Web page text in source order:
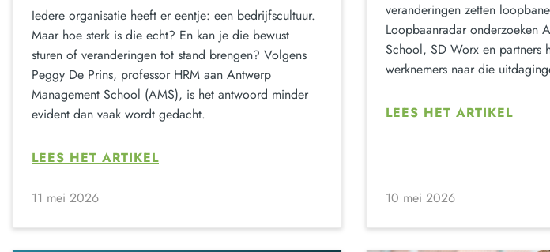
Iedere organisatie heeft er eentje: een bedrijfscultuur.
Maar hoe sterk is die echt? En kan je die bewust
sturen of veranderingen tot stand brengen? Volgens
Peggy De Prins, professor HRM aan Antwerp
Management School (AMS), is het antwoord minder
evident dan vaak wordt gedacht.
LEES HET ARTIKEL
11 mei 2026
veranderingen zetten
Loopbaanradar onderzoeken
School, SD Worx en partners
werknemers naar die
LEES HET ARTIKEL
10 mei 2026